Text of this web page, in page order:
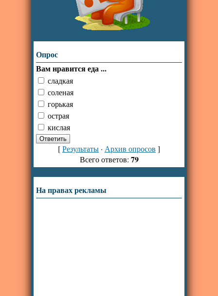
Опрос
Вам нравится еда ...
сладкая
соленая
горькая
острая
кислая
[Результаты · Архив опросов ]
Всего ответов: 79
На правах рекламы